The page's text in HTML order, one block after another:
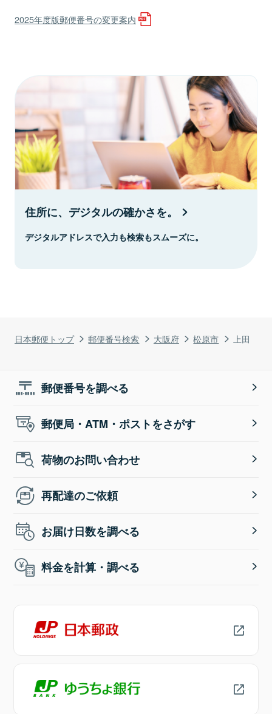
日本郵便トップ 郵便番号検索 大阪府 松原市 上田
2025年度版郵便番号の変更案内
住所に、デジタルの確かさを。
デジタルアドレスで入力も検索もスムーズに。
郵便番号を調べる
郵便局・ATM・ポストをさがす
荷物のお問い合わせ
再配達のご依頼
お届け日数を調べる
料金を計算・調べる